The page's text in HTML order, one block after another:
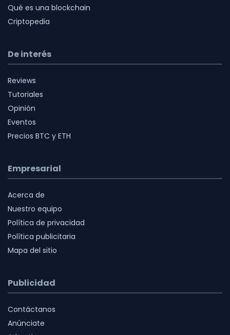
Qué es una blockchain
Criptopedia
De interés
Reviews
Tutoriales
Opinión
Eventos
Precios BTC y ETH
Empresarial
Acerca de
Nuestro equipo
Política de privacidad
Política publicitaria
Mapa del sitio
Publicidad
Contáctanos
Anúnciate